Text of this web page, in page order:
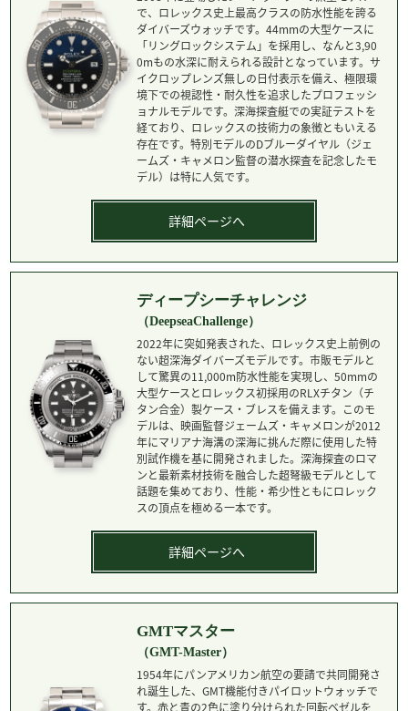
で、ロレックス史上最高クラスの防水性能を誇る
ダイバーズウォッチです。44mmの大型ケースに
「リングロックシステム」を採用し、なんと3,90
0mもの水深に耐えられる設計となっています。サ
イクロップレンズ無しの日付表示を備え、極限環
境下での視認性・耐久性を追求したプロフェッシ
ョナルモデルです。深海探査艇での実証テストを
経ており、ロレックスの技術力の象徴ともいえる
存在です。特別モデルのDブルーダイヤル（ジェ
ームズ・キャメロン監督の潜水探査を記念したモ
デル）は特に人気です。
詳細ページへ
ディープシーチャレンジ
（DeepseaChallenge）
2022年に突如発表された、ロレックス史上前例の
ない超深海ダイバーズモデルです。市販モデルと
して驚異の11,000m防水性能を実現し、50mmの
大型ケースとロレックス初採用のRLXチタン（チ
タン合金）製ケース・ブレスを備えます。このモ
デルは、映画監督ジェームズ・キャメロンが2012
年にマリアナ海溝の深海に挑んだ際に使用した特
別試作機を基に開発されました。深海探査のロマ
ンと最新素材技術を融合した超弩級モデルとして
話題を集めており、性能・希少性ともにロレック
スの頂点を極める一本です。
詳細ページへ
GMTマスター
（GMT-Master）
1954年にパンアメリカン航空の要請で共同開発さ
れ誕生した、GMT機能付きパイロットウォッチで
す。赤と青の2色に塗り分けられた回転ベゼルを